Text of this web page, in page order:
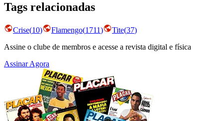
Tags relacionadas
Crise(10) Flamengo(1711) Tite(37)
Assine o clube de membros e acesse a revista digital e física
Assinar Agora